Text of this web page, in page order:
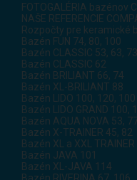
FOTOGALÉRIA bazénov
NAŠE REFERENCIE
Rozpočty pre keramické
Bazén FUN 74, 80, 100
Bazén CLASSIC 53, 63,
Bazén CLASSIC 62
Bazén BRILIANT 66, 74
Bazén XL-BRILIANT 88
Bazén LIDO 100, 120, 100
Bazén LIDO GRAND 100,
Bazén AQUA NOVA 53,
Bazén X-TRAINER 45, 82
Bazén XL a XXL
Bazén JAVA 101
Bazén XL-JAVA 114
Bazén RIVERINA 67, 106